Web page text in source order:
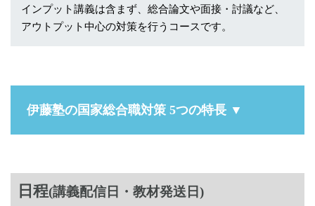
インプット講義は含まず、総合論文や面接・討議など、
アウトプット中心の対策を行うコースです。
伊藤塾の国家総合職対策 5つの特長 ▼
日程(講義配信日・教材発送日)